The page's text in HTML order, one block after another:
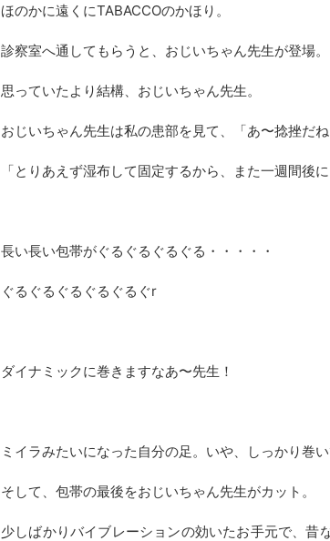
ほのかに遠くにTABACCOのかほり。
診察室へ通してもらうと、おじいちゃん先生が登場。
思っていたより結構、おじいちゃん先生。
おじいちゃん先生は私の患部を見て、「あ〜捻挫だね
「とりあえず湿布して固定するから、また一週間後に
長い長い包帯がぐるぐるぐるぐる・・・・・
ぐるぐるぐるぐるぐるぐr
ダイナミックに巻きますなあ〜先生！
ミイラみたいになった自分の足。いや、しっかり巻
そして、包帯の最後をおじいちゃん先生がカット。
少しばかりバイブレーションの効いたお手元で、